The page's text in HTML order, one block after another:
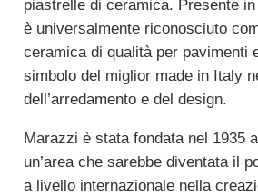
piastrelle di ceramica. Presente
è universalmente riconosciuto
ceramica di qualità per pavimenti
simbolo del miglior made in Italy
dell’arredamento e del design.
Marazzi è stata fondata nel 1935
un’area che sarebbe diventata il
a livello internazionale nella